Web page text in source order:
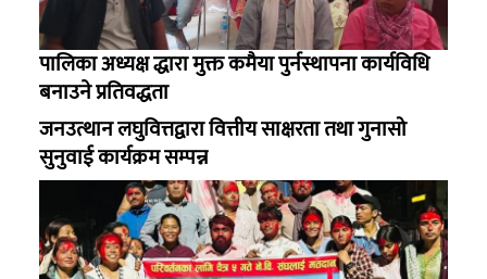
पालिका अध्यक्ष द्धारा मुक्त कमैया पुर्नस्थापना कार्यविधि
बनाउने प्रतिवद्धता
जनउत्थान लघुवित्तद्वारा वित्तीय साक्षरता तथा गुनासो
सुनुवाई कार्यक्रम सम्पन्न